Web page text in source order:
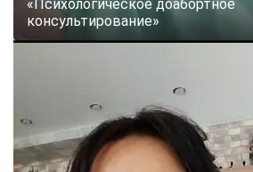
«Психологическое доабортное
консультирование»